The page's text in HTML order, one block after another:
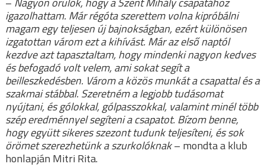
igazolhattam. Már régóta szerettem volna kipróbálni
magam egy teljesen új bajnokságban, ezért különösen
izgatottan várom ezt a kihívást. Már az első naptól
kezdve azt tapasztaltam, hogy mindenki nagyon kedves
és befogadó volt velem, ami sokat segít a
beilleszkedésben. Várom a közös munkát a csapattal és a
szakmai stábbal. Szeretném a legjobb tudásomat
nyújtani, és gólokkal, gólpasszokkal, valamint minél több
szép eredménnyel segíteni a csapatot. Bízom benne,
hogy együtt sikeres szezont tudunk teljesíteni, és sok
örömet szerezhetünk a szurkolóknak– mondta a klub
honlapján Mitri Rita.